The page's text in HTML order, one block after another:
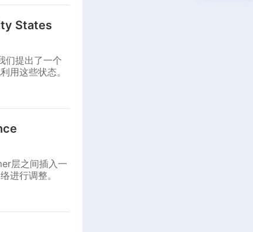
States
们提出了一个
用这些状态。
层之间插入一
进行调整。